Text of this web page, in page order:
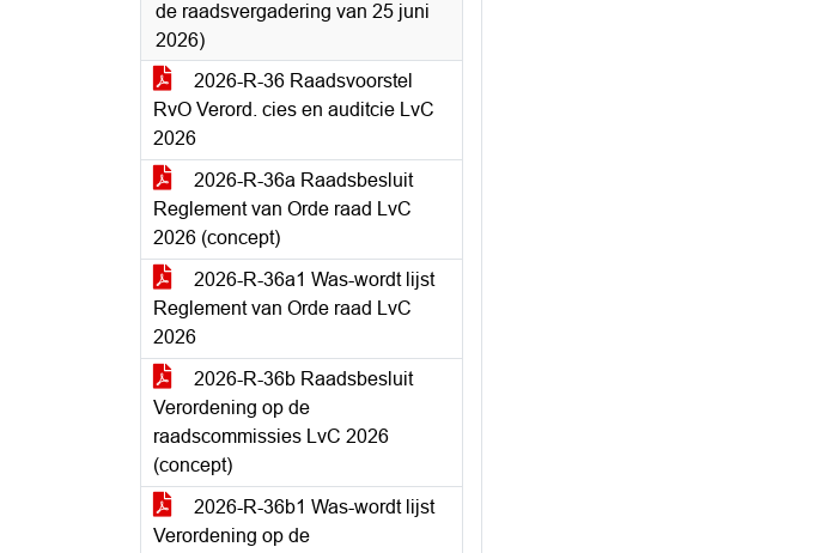
de raadsvergadering van 25 juni
2026)
2026-R-36 Raadsvoorstel
RvO Verord. cies en auditcie LvC
2026
2026-R-36a Raadsbesluit
Reglement van Orde raad LvC
2026 (concept)
2026-R-36a1 Was-wordt lijst
Reglement van Orde raad LvC
2026
2026-R-36b Raadsbesluit
Verordening op de
raadscommissies LvC 2026
(concept)
2026-R-36b1 Was-wordt lijst
Verordening op de